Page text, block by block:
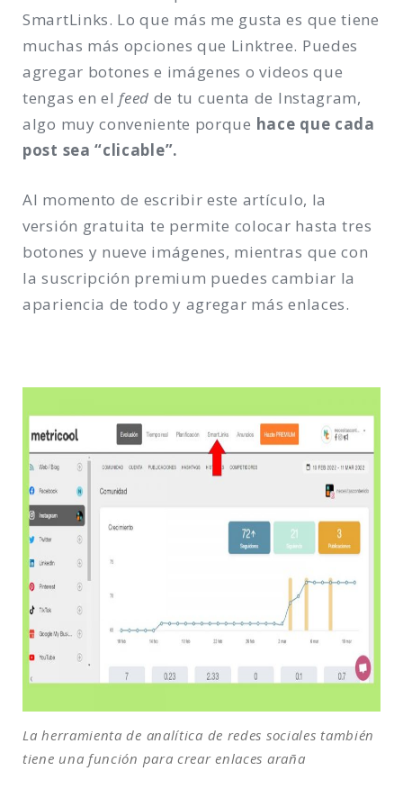
SmartLinks. Lo que más me gusta es que tiene
muchas más opciones que Linktree. Puedes
agregar botones e imágenes o videos que
tengas en el feed de tu cuenta de Instagram,
algo muy conveniente porque hace que cada
post sea “clicable”.
Al momento de escribir este artículo, la
versión gratuita te permite colocar hasta tres
botones y nueve imágenes, mientras que con
la suscripción premium puedes cambiar la
apariencia de todo y agregar más enlaces.
La herramienta de analítica de redes sociales también
tiene una función para crear enlaces araña